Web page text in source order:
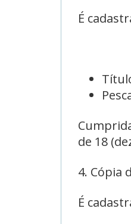
É
de 18
4. Cópia
É